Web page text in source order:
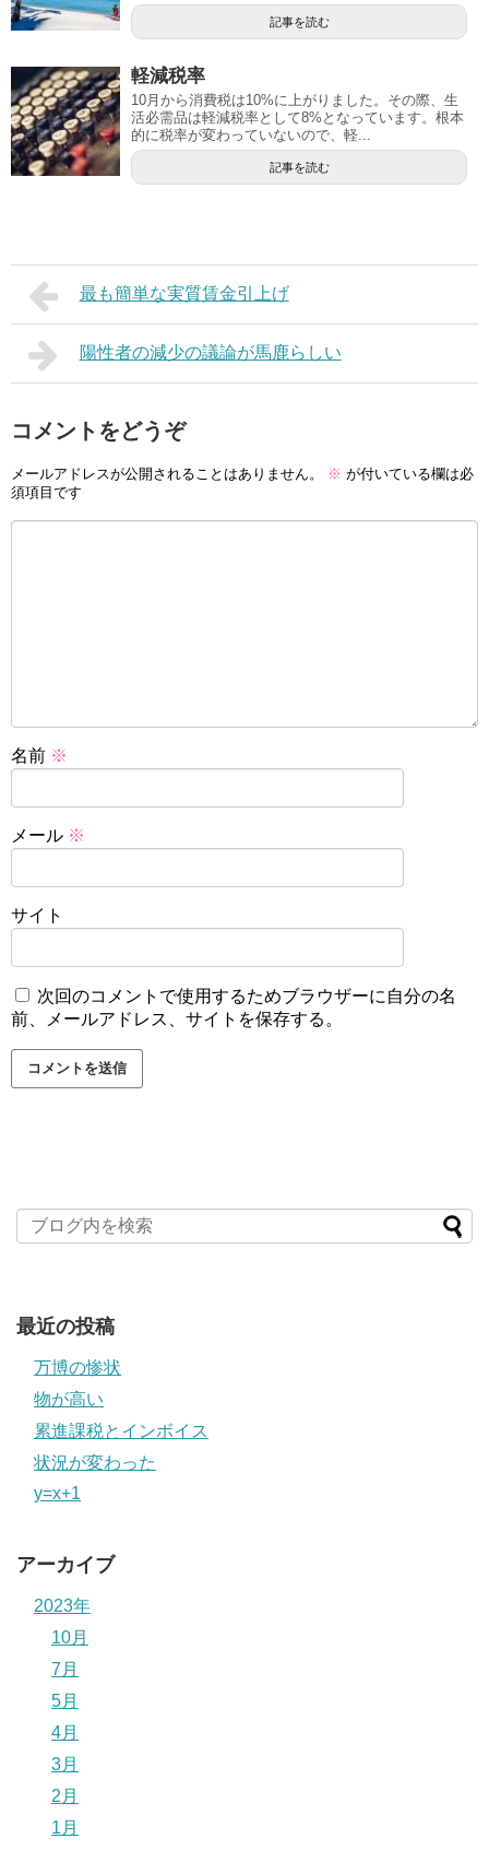
記事を読む
軽減税率
10月から消費税は10%に上がりました。その際、生
活必需品は軽減税率として8%となっています。根本
的に税率が変わっていないので、軽...
記事を読む
最も簡単な実質賃金引上げ
陽性者の減少の議論が馬鹿らしい
コメントをどうぞ
メールアドレスが公開されることはありません。 ※ が付いている欄は必
須項目です
名前 ※
メール ※
サイト
次回のコメントで使用するためブラウザーに自分の名
前、メールアドレス、サイトを保存する。
最近の投稿
万博の惨状
物が高い
累進課税とインボイス
状況が変わった
y=x+1
アーカイブ
2023年
10月
7月
5月
4月
3月
2月
1月